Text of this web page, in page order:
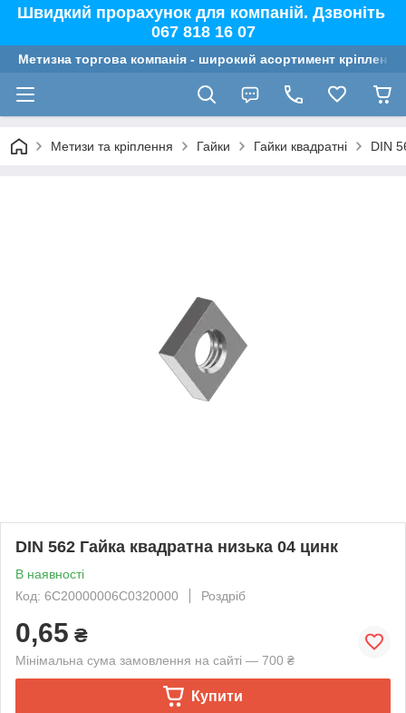
Швидкий прорахунок для компаній. Дзвоніть
067 818 16 07
Метизна торгова компанія - широкий асортимент
Метизи та кріплення Гайки Гайки квадратні DIN
DIN 562 Гайка квадратна низька 04 цинк
В наявності
Код: 6C20000006C0320000
Роздріб
0,65 ₴
Мінімальна сума замовлення на сайті — 700 ₴
Купити